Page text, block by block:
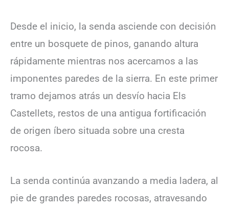
Desde el inicio, la senda asciende con decisión
entre un bosquete de pinos, ganando altura
rápidamente mientras nos acercamos a las
imponentes paredes de la sierra. En este primer
tramo dejamos atrás un desvío hacia Els
Castellets, restos de una antigua fortificación
de origen íbero situada sobre una cresta
rocosa.
La senda continúa avanzando a media ladera, al
pie de grandes paredes rocosas, atravesando